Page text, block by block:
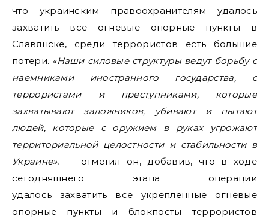
что украинским правоохранителям удалось
захватить все огневые опорные пункты в
Славянске, среди террористов есть большие
потери. «Наши силовые структуры ведут борьбу с
наемниками иностранного государства, с
террористами и преступниками, которые
захватывают заложников, убивают и пытают
людей, которые с оружием в руках угрожают
территориальной целостности и стабильности в
Украине», — отметил он, добавив, что в ходе
сегодняшнего этапа операции
удалось захватить все укрепленные огневые
опорные пункты и блокпосты террористов